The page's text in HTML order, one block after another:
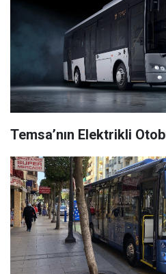
Temsa’nın Elektrikli